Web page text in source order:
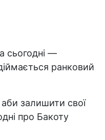
сьогодні —
ранковий
аби залишити свої
про Бакоту